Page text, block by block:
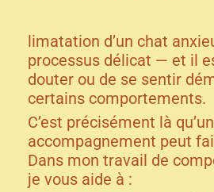
limatation d’un chat
processus délicat — et il
douter ou de se sentir
certains comportements.
C’est précisément là qu’un
accompagnement peut
Dans mon travail de
je vous aide à :